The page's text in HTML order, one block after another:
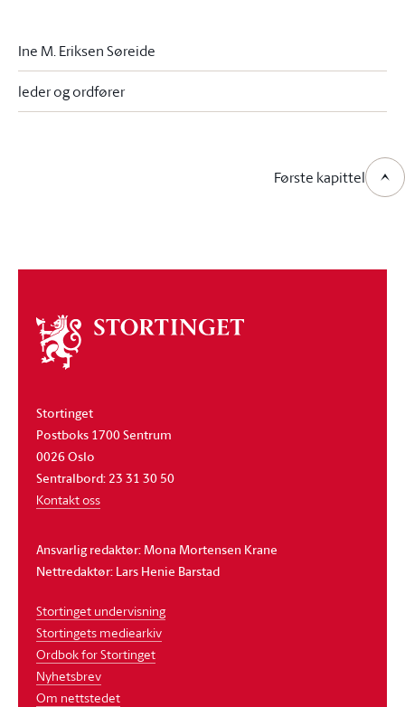
Ine M. Eriksen Søreide
leder og ordfører
Første kapittel
Om
stortinget
Stortinget
Postboks 1700 Sentrum
0026 Oslo
Sentralbord: 23 31 30 50
Kontakt oss
Ansvarlig redaktør: Mona Mortensen Krane
Nettredaktør: Lars Henie Barstad
Stortinget undervisning
Stortingets mediearkiv
Ordbok for Stortinget
Nyhetsbrev
Om nettstedet